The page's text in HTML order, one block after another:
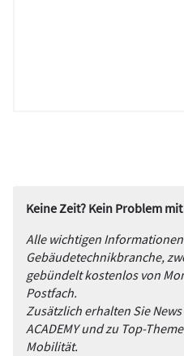
Keine Zeit? Kein Problem
Alle wichtigen
Gebäudetechnikbranche,
gebündelt kostenlos von
Postfach.
Zusätzlich erhalten Sie
ACADEMY und zu Top-
Mobilität.